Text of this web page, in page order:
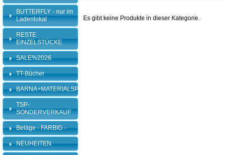
Es gibt keine Produkte in dieser Kategorie.
BUTTERFLY - nur im
Ladenlokal
RESTE
EINZELSTÜCKE
SALE%2026
TT-Bücher
BARNA+MATERIALSPEZI
TSP-
SONDERVERKAUF
Beläge - FARBIG -
NEUHEITEN